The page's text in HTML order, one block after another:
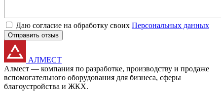
Даю согласие на обработку своих Персональных данных
Отправить отзыв
АЛМЕСТ
Алмест — компания по разработке, производству и продаже
вспомогательного оборудования для бизнеса, сферы
благоустройства и ЖКХ.